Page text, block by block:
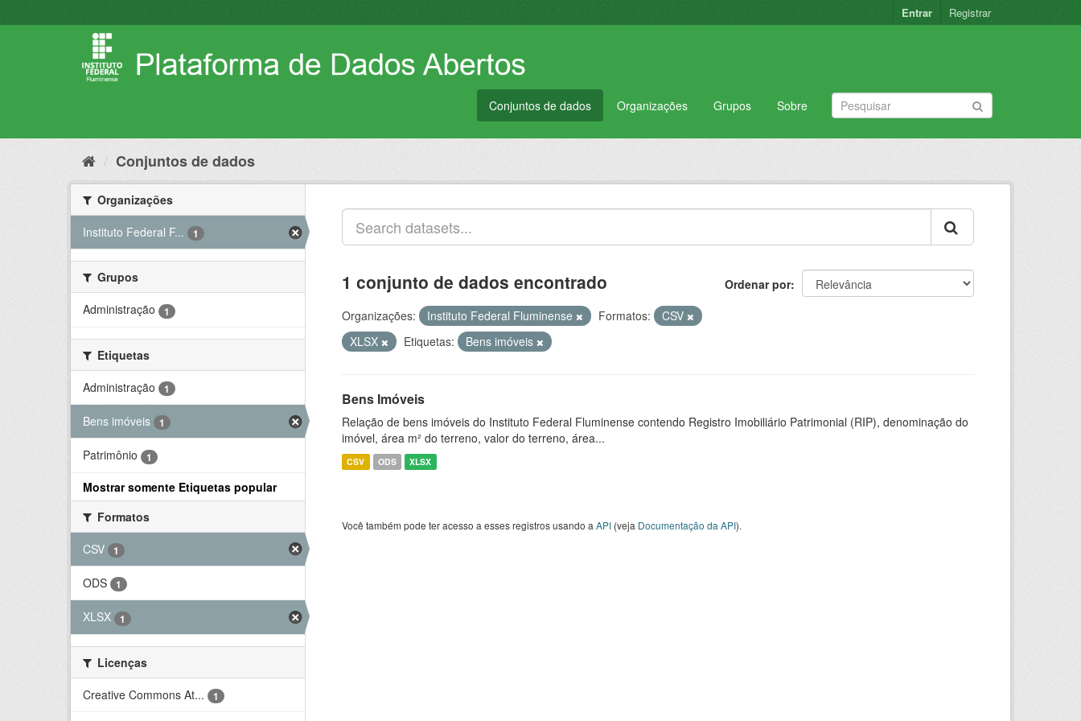
para
Entrar Registrar
Conjuntos de dados Organizações Grupos Sobre
Conjuntos de dados
Organizações
Instituto Federal F...
1
Grupos
Administração
1
Etiquetas
Administração
1
Bens imóveis 1
Patrimônio 1
Mostrar somente Etiquetas popular
Formatos
CSV
1
ODS 1
XLSX 1
Licenças
Creative Commons At...
1
Ordenar por
1 conjunto de dados encontrado
Organizações: Instituto Federal Fluminense Formatos:
CSV
XLSX
Etiquetas: Bens imóveis
Bens Imóveis
Relação de bens imóveis do Instituto Federal Fluminense contendo Registro Imobiliário Patrimonial (RIP), denominação do
imóvel, área m² do terreno, valor do terreno, área...
CSV ODS XLSX
Você também pode ter acesso a esses registros usando a API (veja Documentação da API).